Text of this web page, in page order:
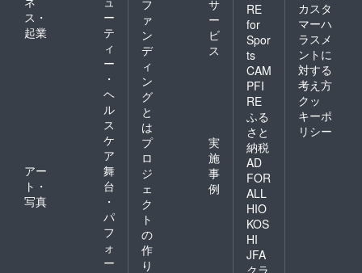
ス・
起業
ー
テ
ィ
ー
・
ヘ
ル
ス
ケ
ア
アー
ト・
写真
舞
台
・
パ
フ
ォ
ー
フ
ァ
ン
デ
ィ
ン
グ
と
は
サ
ー
ビ
ス
プ
ロ
ジ
ェ
ク
ト
の
作
り
実
施
事
例
RE
for
Spor
ts
CAM
PFI
RE
ふる
さと
納税
AD
FOR
ALL
HIO
KOS
HI
JFA
カスタ
マーハ
ラスメ
ントに
対する
考え方
クッ
キーポ
リシー